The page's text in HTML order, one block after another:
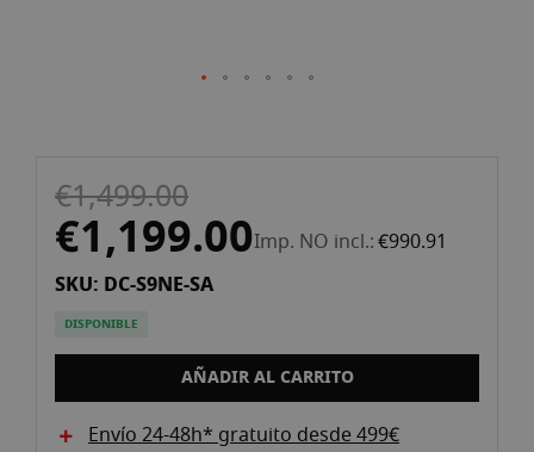
the
beginning
the
images
gallery
€1,499.00
€1,199.00Imp. NO incl. €990.91
SKU: DC-S9NE-SA
DISPONIBLE
AÑADIR AL CARRITO
Envío 24-48h* gratuito desde 499€